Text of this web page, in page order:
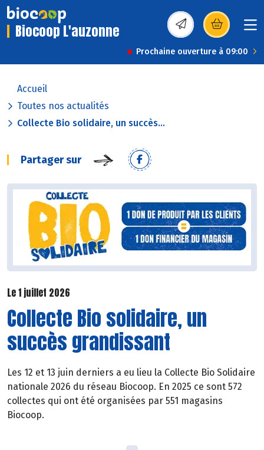
Biocoop L'auzonne (s’ouvre dans une
Prochaine ouverture à 09:00
Accueil
Toutes nos actualités
Collecte Bio solidaire, un succès...
Partager sur
Le 1 juillet 2026
Collecte Bio solidaire, un
succès grandissant
Les 12 et 13 juin derniers a eu lieu la Collecte Bio Solidaire
nationale 2026 du réseau Biocoop. En 2025 ce sont 572
collectes qui ont été organisées par 551 magasins
Biocoop.